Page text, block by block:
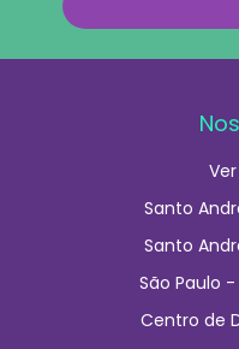
Santo
Santo
São Paulo
Centro de